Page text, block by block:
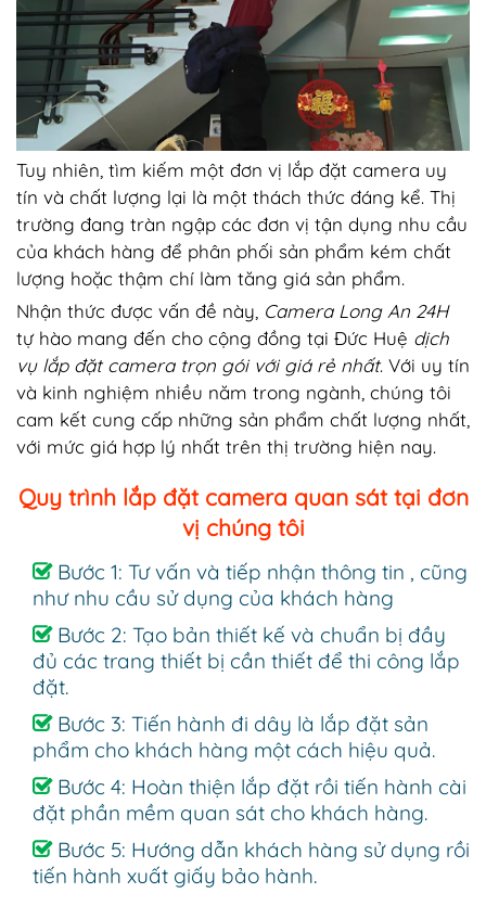
Tuy nhiên, tìm kiếm một đơn vị lắp đặt camera uy
tín và chất lượng lại là một thách thức đáng kể. Thị
trường đang tràn ngập các đơn vị tận dụng nhu cầu
của khách hàng để phân phối sản phẩm kém chất
lượng hoặc thậm chí làm tăng giá sản phẩm.
Nhận thức được vấn đề này, Camera Long An 24H
tự hào mang đến cho cộng đồng tại Đức Huệ dịch
vụ lắp đặt camera trọn gói với giá rẻ nhất. Với uy tín
và kinh nghiệm nhiều năm trong ngành, chúng tôi
cam kết cung cấp những sản phẩm chất lượng nhất,
với mức giá hợp lý nhất trên thị trường hiện nay.
Quy trình lắp đặt camera quan sát tại đơn
vị chúng tôi
Bước 1: Tư vấn và tiếp nhận thông tin , cũng
như nhu cầu sử dụng của khách hàng
Bước 2: Tạo bản thiết kế và chuẩn bị đầy
đủ các trang thiết bị cần thiết để thi công lắp
đặt.
Bước 3: Tiến hành đi dây là lắp đặt sản
phẩm cho khách hàng một cách hiệu quả.
Bước 4: Hoàn thiện lắp đặt rồi tiến hành cài
đặt phần mềm quan sát cho khách hàng.
Bước 5: Hướng dẫn khách hàng sử dụng rồi
tiến hành xuất giấy bảo hành.